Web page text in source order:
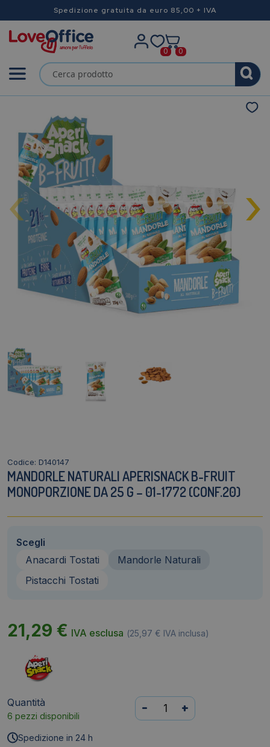
Spedizione gratuita da euro 85,00 + IVA
0 0
‹ ›
Codice: D140147
MANDORLE NATURALI APERISNACK B-FRUIT
MONOPORZIONE DA 25 G – 01-1772 (CONF.20)
Scegli
Anacardi Tostati
Mandorle Naturali
Pistacchi Tostati
21,29 € IVA esclusa (25,97 € IVA inclusa)
Quantità
6 pezzi disponibili
Mandorle
naturali
- +
Spedizione in 24 h